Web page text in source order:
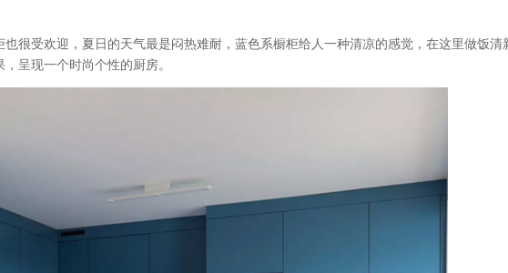
很受欢迎，夏日的天气最是闷热难耐，蓝色系橱柜给人一种清凉的感觉，在这里做饭清
呈现一个时尚个性的厨房。